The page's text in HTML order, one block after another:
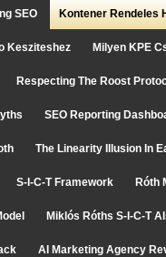
SEO Kontener Rendeles
Kesziteshez Milyen KPE
Respecting The Roost
SEO Reporting
The Linearity Illusion In
S-I-C-T Framework Róth
Miklós Róths S-I-C-T
AI Marketing Agency